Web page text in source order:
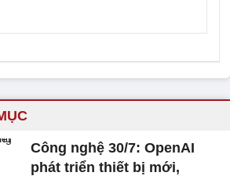
Công nghệ 30/7: OpenAI
phát triển thiết bị mới,